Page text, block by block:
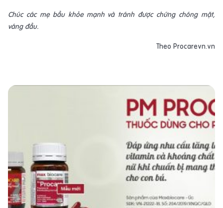
Chúc các mẹ bầu khỏe mạnh và tránh được chứng chóng mặt,
váng đầu.
Theo Procarevn.vn